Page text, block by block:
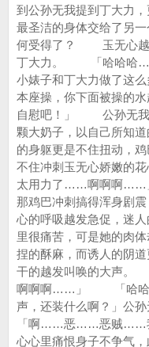
到公孙无我提到丁大力
最圣洁的身体交给了另
何受得了？ 玉无心越
丁大力。 「哈哈哈……
小婊子和丁大力做了这
本座操，你下面被操的
自慰吧！」 公孙无我
颗大奶子，以自己所知
的身躯更是不住扭动，
不住冲刺玉无心娇嫩
太用力了……啊啊啊……
那鸡巴冲刺搞得浑身剧
心的呼吸越发急促，
里很痛苦，可是她的肉
捏的酥麻，而诱人的阴
干的越发叫唤的大
啊啊啊……」 「哈哈
声，还装什么啊？」
「啊……恶……恶贼……
心心里痛恨身子不争气